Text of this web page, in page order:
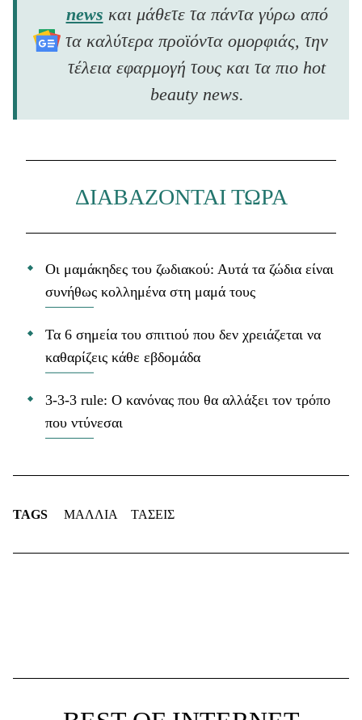
news και μάθετε τα πάντα γύρω από
τα καλύτερα προϊόντα ομορφιάς, την
τέλεια εφαρμογή τους και τα πιο hot
beauty news.
ΔΙΑΒΑΖΟΝΤΑΙ ΤΩΡΑ
Οι μαμάκηδες του ζωδιακού: Αυτά τα ζώδια είναι
συνήθως κολλημένα στη μαμά τους
Τα 6 σημεία του σπιτιού που δεν χρειάζεται να
καθαρίζεις κάθε εβδομάδα
3-3-3 rule: Ο κανόνας που θα αλλάξει τον τρόπο
που ντύνεσαι
TAGS ΜΑΛΛΙΑ ΤΑΣΕΙΣ